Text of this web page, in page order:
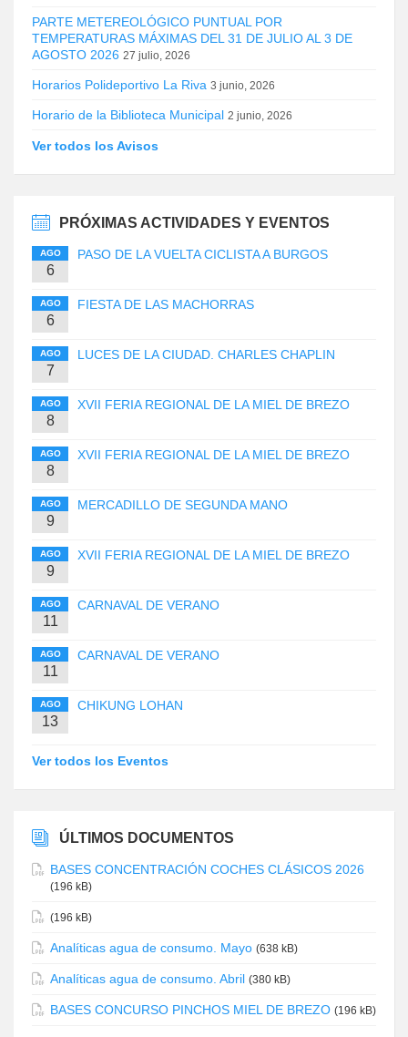
PARTE METEREOLÓGICO PUNTUAL POR
TEMPERATURAS MÁXIMAS DEL 31 DE JULIO AL 3 DE
AGOSTO 2026 27 julio, 2026
Horarios Polideportivo La Riva 3 junio, 2026
Horario de la Biblioteca Municipal 2 junio, 2026
Ver todos los Avisos
PRÓXIMAS ACTIVIDADES Y EVENTOS
AGO
6
PASO DE LA VUELTA CICLISTA A BURGOS
AGO
6
FIESTA DE LAS MACHORRAS
AGO
7
LUCES DE LA CIUDAD. CHARLES CHAPLIN
AGO
8
XVII FERIA REGIONAL DE LA MIEL DE BREZO
AGO
8
XVII FERIA REGIONAL DE LA MIEL DE BREZO
AGO
9
MERCADILLO DE SEGUNDA MANO
AGO
9
XVII FERIA REGIONAL DE LA MIEL DE BREZO
AGO
11
CARNAVAL DE VERANO
AGO
11
CARNAVAL DE VERANO
AGO
13
CHIKUNG LOHAN
Ver todos los Eventos
ÚLTIMOS DOCUMENTOS
BASES CONCENTRACIÓN COCHES CLÁSICOS 2026
(196 kB)
(196 kB)
Analíticas agua de consumo. Mayo (638 kB)
Analíticas agua de consumo. Abril (380 kB)
BASES CONCURSO PINCHOS MIEL DE BREZO (196 kB)